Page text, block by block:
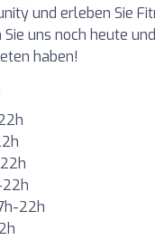
und erleben Sie
Sie uns noch heute
haben!
22h